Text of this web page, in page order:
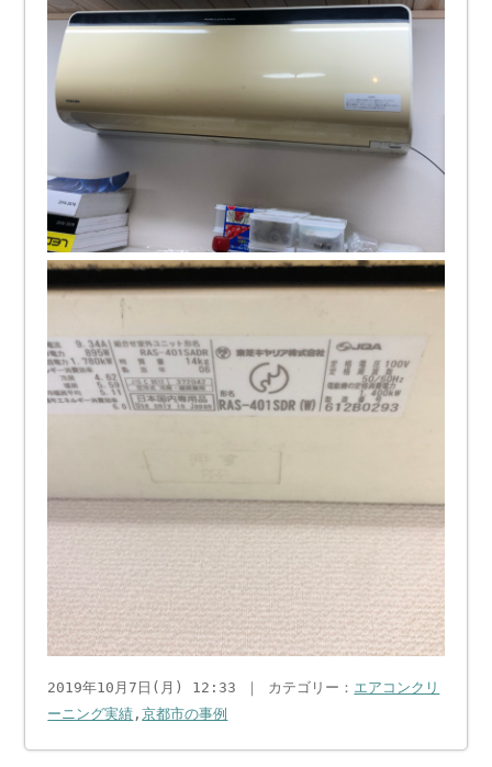
2019年10月7日(月) 12:33 ｜ カテゴリー： エアコンクリ
ーニング実績 ,京都市の事例